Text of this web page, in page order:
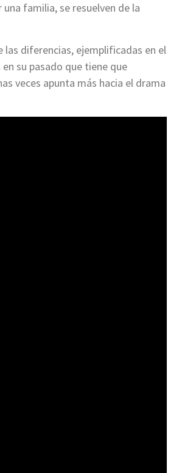
familia, se resuelven de la
diferencias, ejemplificadas en el
su pasado que tiene que
veces apunta más hacia el drama